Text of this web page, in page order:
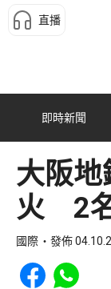
直播
即時新聞
大阪地
火 2
國際 發佈
Share to Facebook
Share to